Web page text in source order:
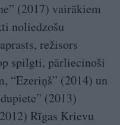
(2017) vairākiem
noliedzošu
režisors
spilgti, pārliecinoši
“Ezeriņš” (2014) un
(2013)
Rīgas Krievu